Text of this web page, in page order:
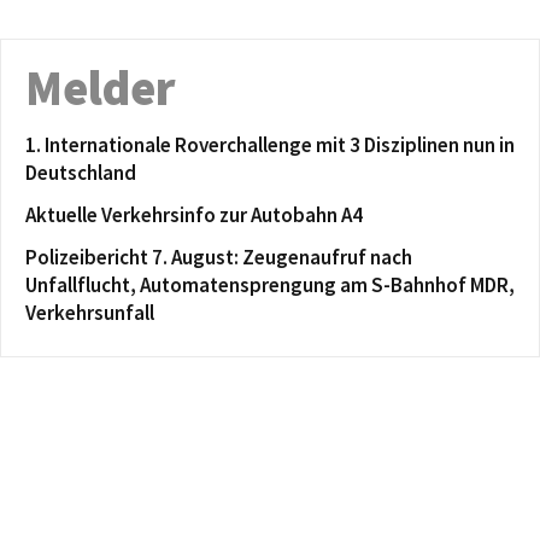
Melder
1. Internationale Roverchallenge mit 3 Disziplinen nun in
Deutschland
Aktuelle Verkehrsinfo zur Autobahn A4
Polizeibericht 7. August: Zeugenaufruf nach
Unfallflucht, Automatensprengung am S-Bahnhof MDR,
Verkehrsunfall